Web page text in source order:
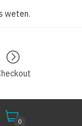
weten.
0